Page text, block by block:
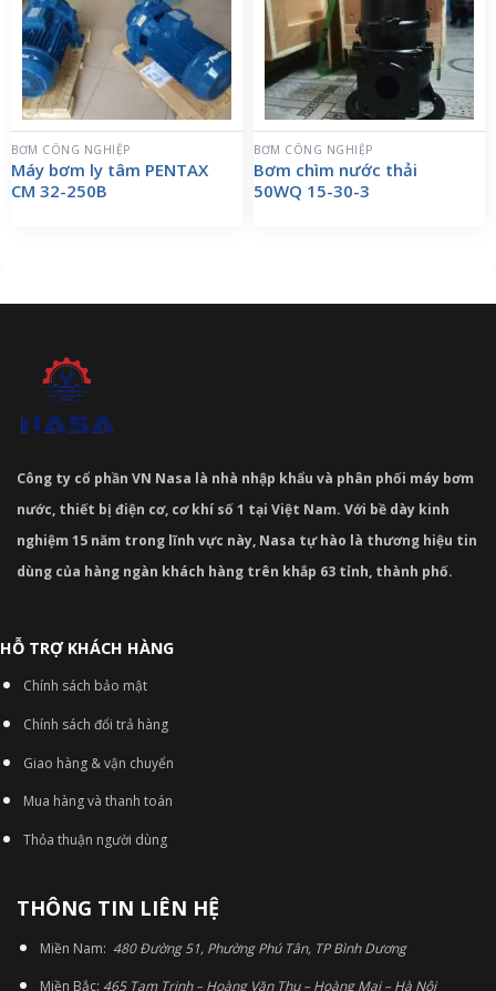
BƠM CÔNG NGHIỆP
Máy bơm ly tâm PENTAX
CM 32-250B
BƠM CÔNG NGHIỆP
Bơm chìm nước thải
50WQ 15-30-3
Công ty cổ phần VN Nasa là nhà nhập khẩu và phân phối máy bơm
nước, thiết bị điện cơ, cơ khí số 1 tại Việt Nam. Với bề dày kinh
nghiệm 15 năm trong lĩnh vực này, Nasa tự hào là thương hiệu tin
dùng của hàng ngàn khách hàng trên khắp 63 tỉnh, thành phố.
HỖ TRỢ KHÁCH HÀNG
Chính sách bảo mật
Chính sách đổi trả hàng
Giao hàng & vận chuyển
Mua hàng và thanh toán
Thỏa thuận người dùng
THÔNG TIN LIÊN HỆ
Miền Nam: 480 Đường 51, Phường Phú Tân, TP Bình Dương
Miền Bắc: 465 Tam Trinh – Hoàng Văn Thụ – Hoàng Mai – Hà Nội